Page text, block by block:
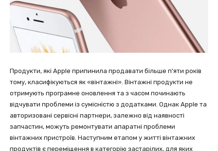
Продукти, які Apple припинила продавати більше п’яти років
тому, класифікуються як «вінтажні». Вінтажні продукти не
отримують програмне оновлення та з часом починають
відчувати проблеми із сумісністю з додатками. Однак Apple та
авторизовані сервісні партнери, залежно від наявності
запчастин, можуть ремонтувати апаратні проблеми
вінтажних пристроїв. Наступним етапом у житті вінтажних
продуктів є переміщення в категорію застарілих, для яких